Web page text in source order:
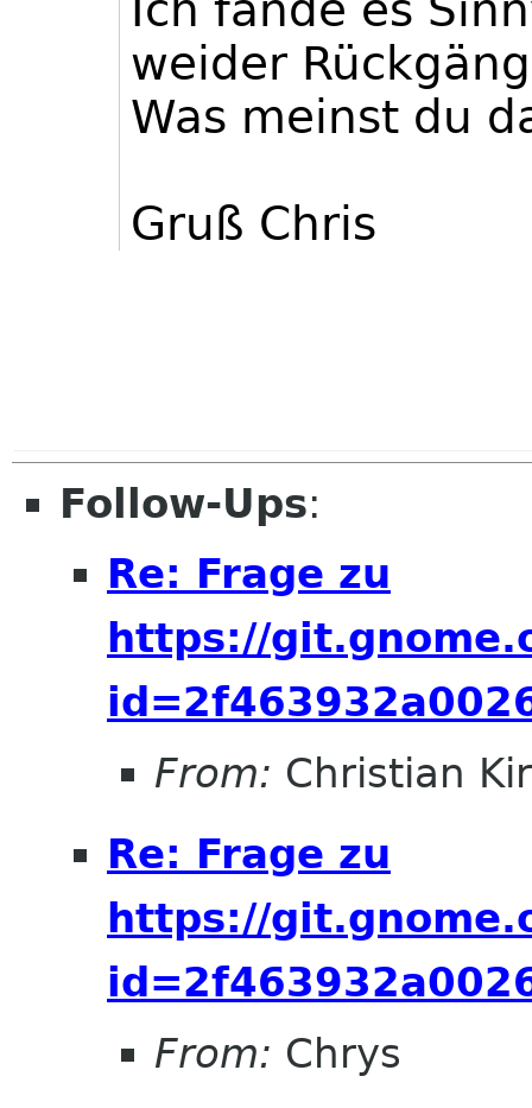
weider
Was meinst du
Gruß Chris
Follow-Ups:
Re: Frage zu
https://
From: Christian
Re: Frage zu
https://
From: Chrys